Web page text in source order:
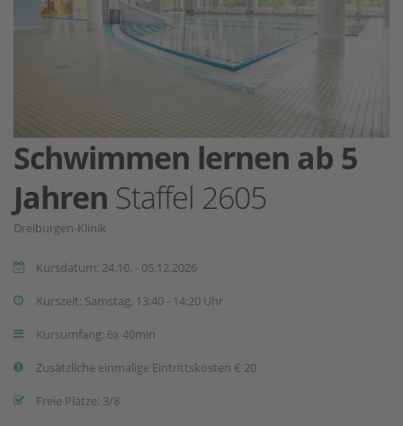
Schwimmen lernen ab 5
Jahren Staffel 2605
Dreiburgen-Klinik
Kursdatum: 24.10. - 05.12.2026
Kurszeit: Samstag, 13:40 - 14:20 Uhr
Kursumfang: 6x 40min
Zusätzliche einmalige Eintrittskosten € 20
Freie Plätze: 3/8